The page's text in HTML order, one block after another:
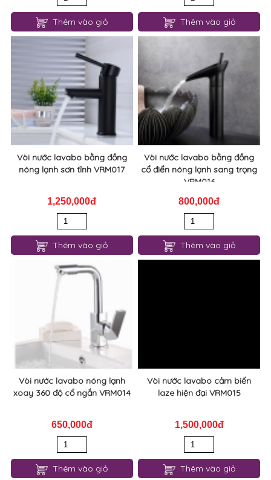
Vòi lavabo sus304 xoay 360
độ nóng lạnh VRM019
350,000đ
Thêm vào giỏ
Vòi lavabo lạnh cao cấp
VRM018
400,000đ
Thêm vào giỏ
Vòi nước lavabo bằng đồng
nóng lạnh sơn tĩnh VRM017
1,250,000đ
Thêm vào giỏ
Vòi nước lavabo bằng đồng
cổ điển nóng lạnh sang trọng
Vòi nước lavabo nóng lạnh
xoay 360 độ cổ ngắn VRM014
Vòi nước lavabo cảm biến
laze hiện đại VRM015